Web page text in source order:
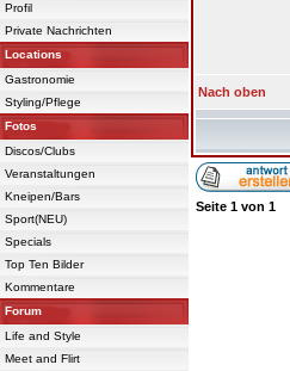
Profil
Private Nachrichten
Locations
Gastronomie
Styling/Pflege
Fotos
Discos/Clubs
Veranstaltungen
Kneipen/Bars
Sport(NEU)
Specials
Top Ten Bilder
Kommentare
Forum
Life and Style
Meet and Flirt
Nach oben
Seite 1 von 1